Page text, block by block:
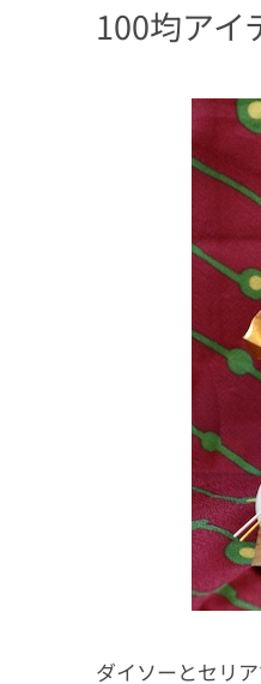
100均アイ
ダイソーとセリ